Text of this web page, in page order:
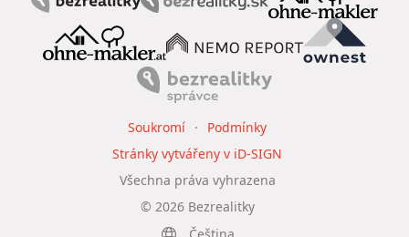
© 2026Bezrealitky
Všechna práva vyhrazena
Soukromí
Podmínky
Stránky vytvářeny v iD-SIGN